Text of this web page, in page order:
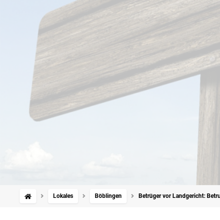
Lokales Böblingen Betrüger vor Landgericht: